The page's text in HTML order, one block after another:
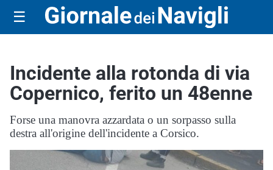
☰
Incidente alla rotonda di via
Copernico, ferito un 48enne
Forse una manovra azzardata o un sorpasso sulla
destra all'origine dell'incidente a Corsico.